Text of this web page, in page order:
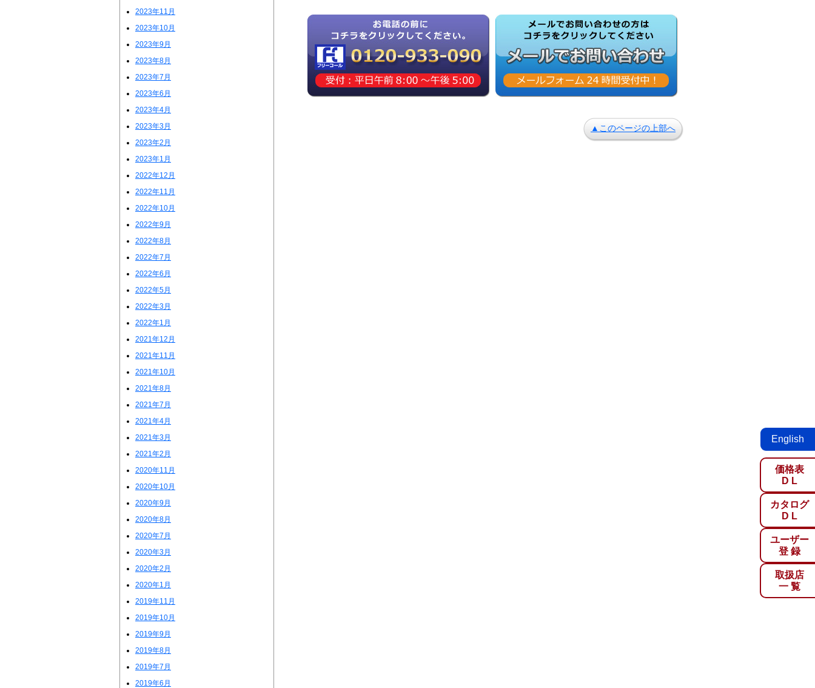
English
価格表
D L
カタログ
D L
ユーザー
登 録
取扱店
一 覧
2023年11月
2023年10月
2023年9月
2023年8月
2023年7月
2023年6月
2023年4月
2023年3月
2023年2月
2023年1月
2022年12月
2022年11月
2022年10月
2022年9月
2022年8月
2022年7月
2022年6月
2022年5月
2022年3月
2022年1月
2021年12月
2021年11月
2021年10月
2021年8月
2021年7月
2021年4月
2021年3月
2021年2月
2020年11月
2020年10月
2020年9月
2020年8月
2020年7月
2020年3月
2020年2月
2020年1月
2019年11月
2019年10月
2019年9月
2019年8月
2019年7月
2019年6月
▲このページの上部へ